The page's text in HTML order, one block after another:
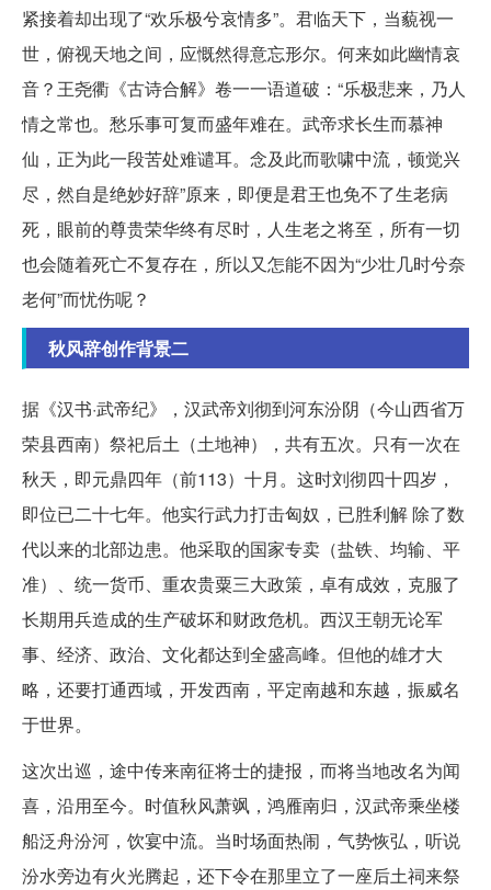
紧接着却出现了“欢乐极兮哀情多”。君临天下，当藐视一
世，俯视天地之间，应慨然得意忘形尔。何来如此幽情哀
音？王尧衢《古诗合解》卷一一语道破：“乐极悲来，乃人
情之常也。愁乐事可复而盛年难在。武帝求长生而慕神
仙，正为此一段苦处难谴耳。念及此而歌啸中流，顿觉兴
尽，然自是绝妙好辞”原来，即便是君王也免不了生老病
死，眼前的尊贵荣华终有尽时，人生老之将至，所有一切
也会随着死亡不复存在，所以又怎能不因为“少壮几时兮奈
老何”而忧伤呢？
秋风辞创作背景二
据《汉书·武帝纪》，汉武帝刘彻到河东汾阴（今山西省万
荣县西南）祭祀后土（土地神），共有五次。只有一次在
秋天，即元鼎四年（前113）十月。这时刘彻四十四岁，
即位已二十七年。他实行武力打击匈奴，已胜利解 除了数
代以来的北部边患。他采取的国家专卖（盐铁、均输、平
准）、统一货币、重农贵粟三大政策，卓有成效，克服了
长期用兵造成的生产破坏和财政危机。西汉王朝无论军
事、经济、政治、文化都达到全盛高峰。但他的雄才大
略，还要打通西域，开发西南，平定南越和东越，振威名
于世界。
这次出巡，途中传来南征将士的捷报，而将当地改名为闻
喜，沿用至今。时值秋风萧飒，鸿雁南归，汉武帝乘坐楼
船泛舟汾河，饮宴中流。当时场面热闹，气势恢弘，听说
汾水旁边有火光腾起，还下令在那里立了一座后土祠来祭